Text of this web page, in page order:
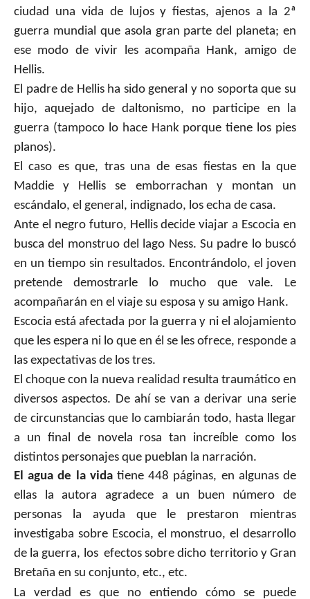
ciudad una vida de lujos y fiestas, ajenos a la 2ª
guerra mundial que asola gran parte del planeta; en
ese modo de vivir les acompaña Hank, amigo de
Hellis.
El padre de Hellis ha sido general y no soporta que su
hijo, aquejado de daltonismo, no participe en la
guerra (tampoco lo hace Hank porque tiene los pies
planos).
El caso es que, tras una de esas fiestas en la que
Maddie y Hellis se emborrachan y montan un
escándalo, el general, indignado, los echa de casa.
Ante el negro futuro, Hellis decide viajar a Escocia en
busca del monstruo del lago Ness. Su padre lo buscó
en un tiempo sin resultados. Encontrándolo, el joven
pretende demostrarle lo mucho que vale. Le
acompañarán en el viaje su esposa y su amigo Hank.
Escocia está afectada por la guerra y ni el alojamiento
que les espera ni lo que en él se les ofrece, responde a
las expectativas de los tres.
El choque con la nueva realidad resulta traumático en
diversos aspectos. De ahí se van a derivar una serie
de circunstancias que lo cambiarán todo, hasta llegar
a un final de novela rosa tan increíble como los
distintos personajes que pueblan la narración.
El agua de la vida tiene 448 páginas, en algunas de
ellas la autora agradece a un buen número de
personas la ayuda que le prestaron mientras
investigaba sobre Escocia, el monstruo, el desarrollo
de la guerra, los efectos sobre dicho territorio y Gran
Bretaña en su conjunto, etc., etc.
La verdad es que no entiendo cómo se puede